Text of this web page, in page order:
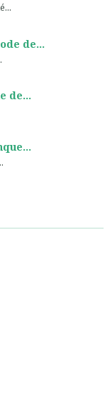
de...
de...